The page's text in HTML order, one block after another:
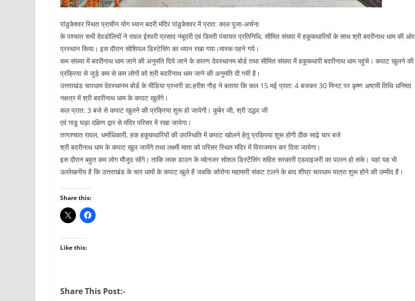
पांडुकेश्वर स्थित प्राचीन योग ध्यान बदरी मंदिर पांडुकेश्वर में प्रात: काल पूजा-अर्चना
के पश्चात सभी देवडोलियों ने रावल ईश्वरी प्रसाद नंबूदरी एवं डिमरी पंचायत प्रतिनिधि, सीमित संख्या में हकूकधारियों के साथ श्री बदरीनाथ धाम की ओर
प्रस्थान किया। इस दौरान सोशियल डिस्टेसिंग का ध्यान रखा गया।मास्क पहने गये।
कम संख्या में बदरीनाथ धाम जाने की अनुमति दिये जाने के कारण देवस्थानम बोर्ड तथा सीमित संख्या में हकूकधारी बदरीनाथ धाम पहुंचे। कपाट खुलने की
प्रक्रिया से जुड़े कम से कम लोगों को श्री बदरीनाथ धाम जाने की अनुमति दी गयी है।
उत्तराखंड चारधाम देवस्थानम बोर्ड के मीडिया प्रभारी डा.हरीश गौड़ ने बताया कि कल 15 मई प्रात: 4 बजकर 30 मिनट पर कृष्ण अष्टमी तिथि धनिष्ठा
नक्षत्र में श्री बदरीनाथ धाम के कपाट खुलेंगे।
कल प्रात: 3 बजे से कपाट खुलने की प्रक्रिया शुरू हो जायेगी। कुबेर जी, श्री उद्धव जी
एवं गाडू घड़ा दक्षिण द्वार से मंदिर परिसर में रखा जायेगा।
तत्पश्चात रावल, धर्माधिकारी, हक हकूकधारियों की उपस्थिति में कपाट खोलने हेतु प्रक्रिया शुरू होगी ठीक साढ़े चार बजे
श्री बदरीनाथ धाम के कपाट खुल जायेंगे तथा लक्ष्मी माता को परिसर स्थित मंदिर में विराजमान कर दिया जायेगा।
इस दौरान बहुत कम लोग मौजूद रहेंगे। ताकि लाक डाउन के मद्देनजर सोशल डिस्टेंसिंग सहित सरकारी एडवाइजरी का पालन हो सके। यहां यह भी
उल्लेखनीय है कि उत्तराखंड के चार धामों के कपाट खुले है जबकि कोरोना महामारी संकट टलने के बाद शीघ्र चारधाम यात्रा शुरू होने की उम्मीद है।
Share this:
Like this:
Share This Post:-